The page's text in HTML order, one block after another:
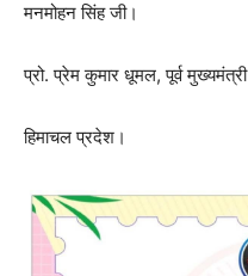
मनमोहन सिंह जी।
प्रो. प्रेम कुमार धूमल, पूर्व मुख्यमंत्री
हिमाचल प्रदेश।